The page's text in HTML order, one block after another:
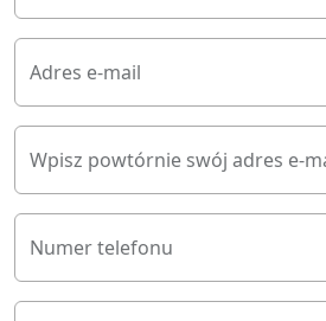
Adres e-mail
Wpisz powtórnie swój adres e-
Numer telefonu